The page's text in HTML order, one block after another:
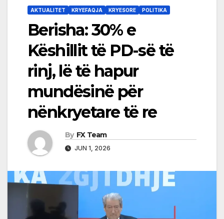
AKTUALITET KRYEFAQJA KRYESORE POLITIKA
Berisha: 30% e
Këshillit të PD-së të
rinj, lë të hapur
mundësinë për
nënkryetare të re
By FX Team
JUN 1, 2026